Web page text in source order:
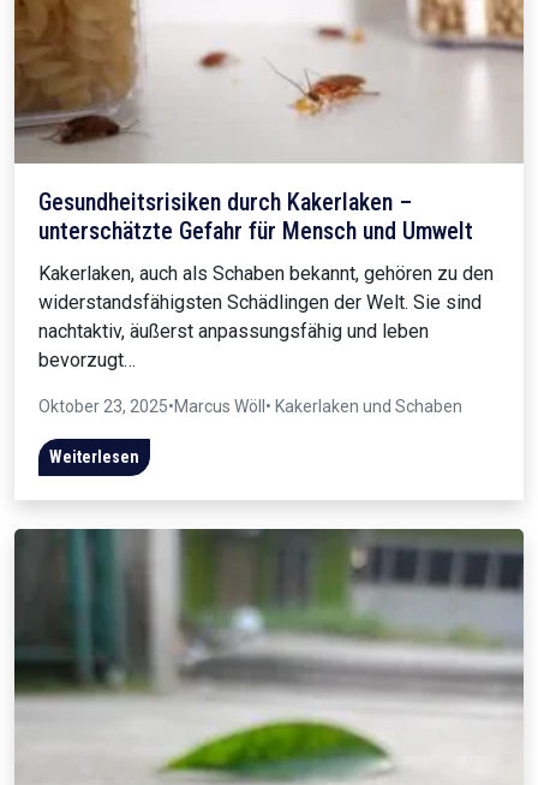
Gesundheitsrisiken durch Kakerlaken –
unterschätzte Gefahr für Mensch und Umwelt
Kakerlaken, auch als Schaben bekannt, gehören zu den
widerstandsfähigsten Schädlingen der Welt. Sie sind
nachtaktiv, äußerst anpassungsfähig und leben
bevorzugt…
Oktober 23, 2025•Marcus Wöll • Kakerlaken und Schaben
Weiterlesen